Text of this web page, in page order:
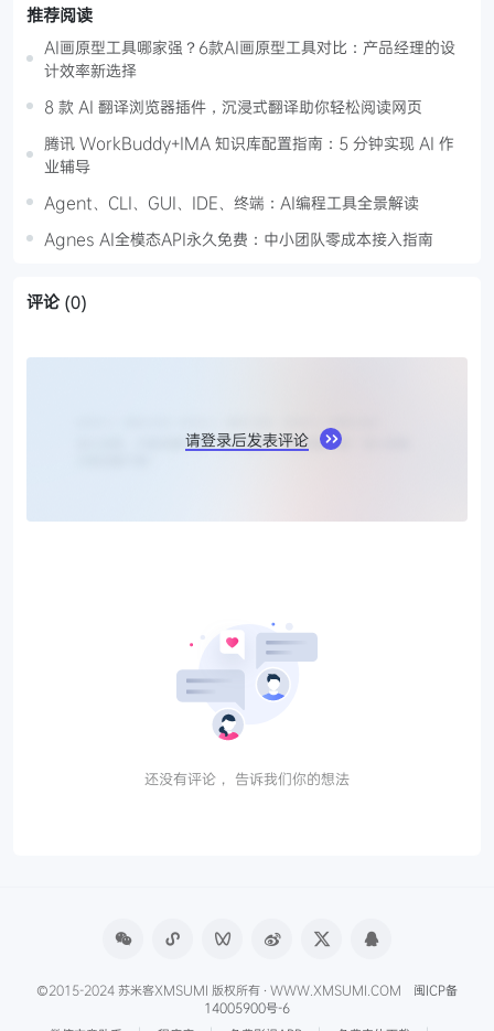
推荐阅读
AI画原型工具哪家强？6款AI画原型工具对比：产品经理的设
计效率新选择
8 款 AI 翻译浏览器插件，沉浸式翻译助你轻松阅读网页
腾讯 WorkBuddy+IMA 知识库配置指南：5 分钟实现 AI 作
业辅导
Agent、CLI、GUI、IDE、终端：AI编程工具全景解读
Agnes AI全模态API永久免费：中小团队零成本接入指南
评论 (0)
请登录后发表评论
还没有评论， 告诉我们你的想法
©2015-2024 苏米客XMSUMI 版权所有 · WWW.XMSUMI.COM 闽ICP备
14005900号-6